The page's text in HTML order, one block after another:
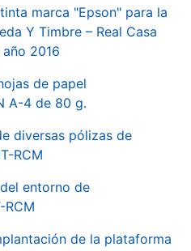
marca "Epson" para la
Y Timbre – Real Casa
2016
de papel
A-4 de 80 g.
diversas pólizas de
RCM
entorno de
de la plataforma